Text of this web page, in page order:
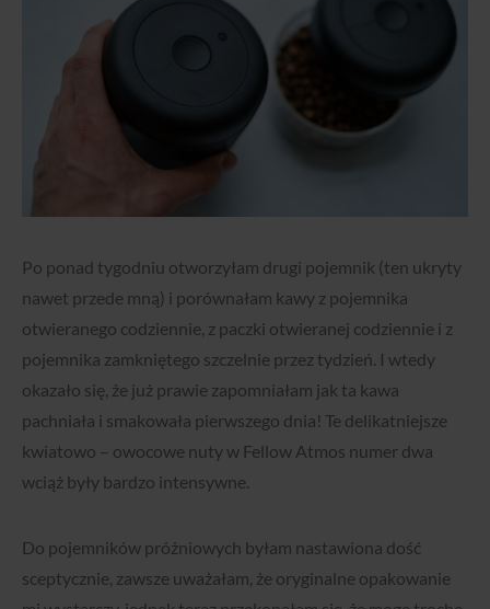
Po ponad tygodniu otworzyłam drugi pojemnik (ten ukryty
nawet przede mną) i porównałam kawy z pojemnika
otwieranego codziennie, z paczki otwieranej codziennie i z
pojemnika zamkniętego szczelnie przez tydzień. I wtedy
okazało się, że już prawie zapomniałam jak ta kawa
pachniała i smakowała pierwszego dnia! Te delikatniejsze
kwiatowo – owocowe nuty w Fellow Atmos numer dwa
wciąż były bardzo intensywne.
Do pojemników próżniowych byłam nastawiona dość
sceptycznie, zawsze uważałam, że oryginalne opakowanie